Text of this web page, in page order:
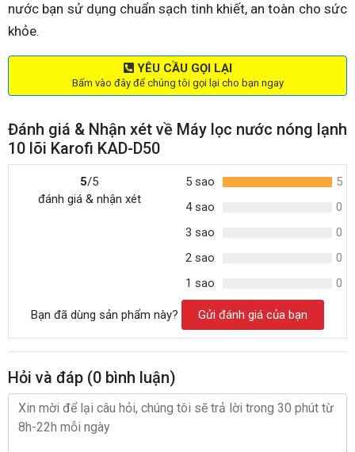
nước bạn sử dụng chuẩn sạch tinh khiết, an toàn cho sức
khỏe.
YÊU CẦU GỌI LẠI
Bấm vào đây để chúng tôi gọi lại cho bạn ngay
Đánh giá & Nhận xét về Máy lọc nước nóng lạnh
10 lõi Karofi KAD-D50
5/5
đánh giá & nhận xét
5 sao
5
4 sao
0
3 sao
0
2 sao
0
1 sao
0
Bạn đã dùng sản phẩm này? Gửi đánh giá của bạn
Hỏi và đáp (0 bình luận)